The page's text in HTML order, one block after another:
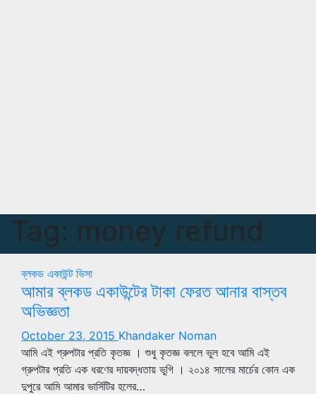
Tag: money refund
ব্লকড একাউন্ট ভিসা
আমার ব্লকড একাউন্টের টাকা ফেরত আনার বাস্তব
অভিজ্ঞতা
October 23, 2015 Khandaker Noman
আমি এই গ্রুপটার প্রতি কৃতজ্ঞ । শুধু কৃতজ্ঞ বললে ভুল হবে আমি এই
গ্রুপটার প্রতি এক ধরণের দায়বদ্ধতায় ভুগি । ২০১৪ সালের মার্চের কোন এক
দুপুরে আমি আমার ভার্সিটির হলের…